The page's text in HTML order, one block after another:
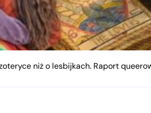
niż o lesbijkach. Raport